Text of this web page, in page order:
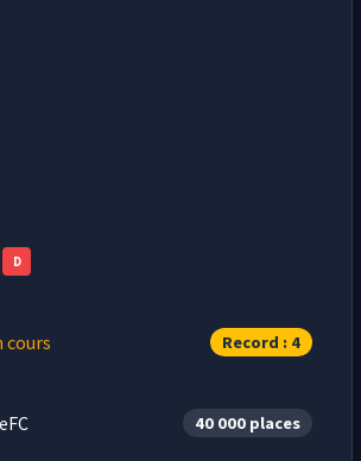
D
cours Record : 4
40 000 places